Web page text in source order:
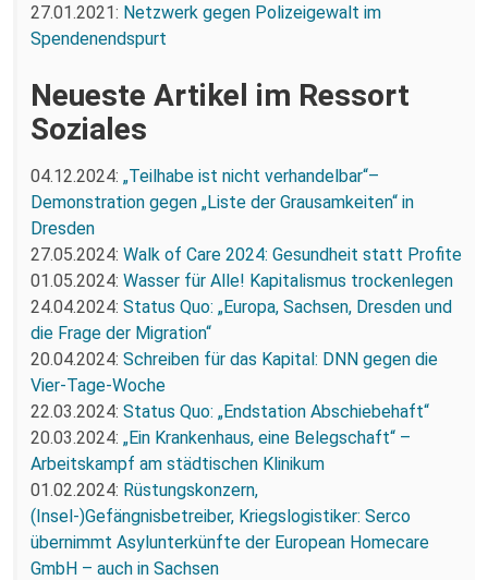
27.01.2021: Netzwerk gegen Polizeigewalt im
Spendenendspurt
Neueste Artikel im Ressort
Soziales
04.12.2024: „Teilhabe ist nicht verhandelbar“–
Demonstration gegen „Liste der Grausamkeiten“ in
Dresden
27.05.2024: Walk of Care 2024: Gesundheit statt Profite
01.05.2024: Wasser für Alle! Kapitalismus trockenlegen
24.04.2024: Status Quo: „Europa, Sachsen, Dresden und
die Frage der Migration“
20.04.2024: Schreiben für das Kapital: DNN gegen die
Vier-Tage-Woche
22.03.2024: Status Quo: „Endstation Abschiebehaft“
20.03.2024: „Ein Krankenhaus, eine Belegschaft“ –
Arbeitskampf am städtischen Klinikum
01.02.2024: Rüstungskonzern,
(Insel-)Gefängnisbetreiber, Kriegslogistiker: Serco
übernimmt Asylunterkünfte der European Homecare
GmbH – auch in Sachsen